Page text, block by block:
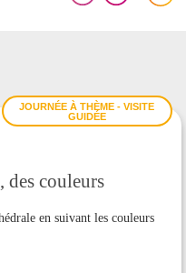
JOURNÉE À THÈME - VISITE
GUIDÉE
des couleurs
en suivant les couleurs